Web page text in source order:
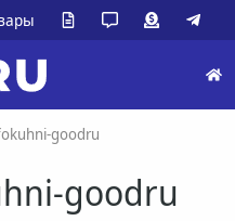
goodru
goodru